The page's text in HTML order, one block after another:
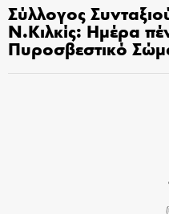
Σύλλογος
Ν.Κιλκίς: Ημέρα
Πυροσβεστικό